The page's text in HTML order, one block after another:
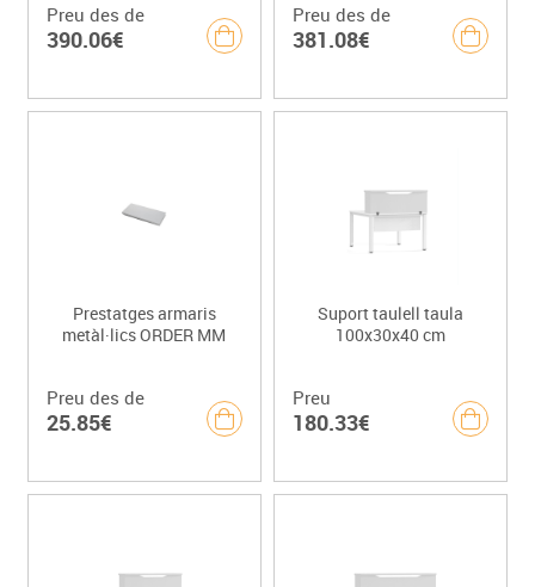
Preu des de
390.06€
Preu des de
381.08€
Prestatges armaris
metàl·lics ORDER MM
Preu des de
25.85€
Suport taulell taula
100x30x40 cm
Preu
180.33€